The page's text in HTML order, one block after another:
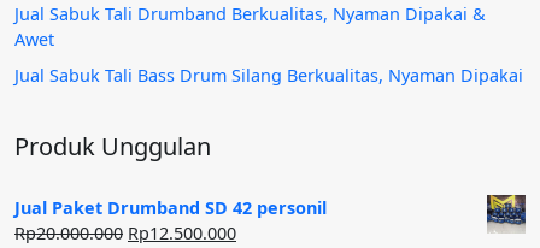
Jual Sabuk Tali Drumband Berkualitas, Nyaman Dipakai &
Awet
Jual Sabuk Tali Bass Drum Silang Berkualitas, Nyaman Dipakai
Produk Unggulan
Jual Paket Drumband SD 42 personil
Rp20.000.000 Harga
Rp12.500.000Harga